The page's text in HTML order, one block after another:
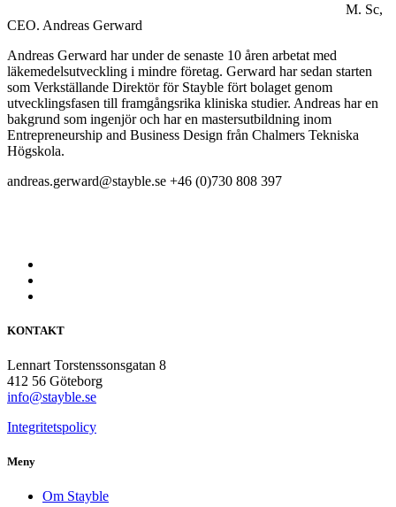
M. Sc,
CEO. Andreas Gerward
Andreas Gerward har under de senaste 10 åren arbetat med
läkemedelsutveckling i mindre företag. Gerward har sedan starten
som Verkställande Direktör för Stayble fört bolaget genom
utvecklingsfasen till framgångsrika kliniska studier. Andreas har en
bakgrund som ingenjör och har en mastersutbildning inom
Entrepreneurship and Business Design från Chalmers Tekniska
Högskola.
andreas.gerward@stayble.se +46 (0)730 808 397
KONTAKT
Lennart Torstenssonsgatan 8
412 56 Göteborg
info@stayble.se
Integritetspolicy
Meny
Om Stayble